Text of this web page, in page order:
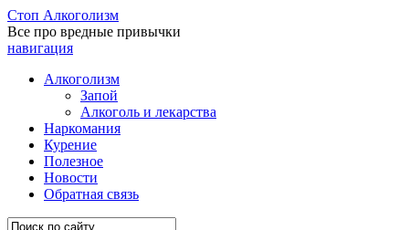
Стоп Алкоголизм
Все про вредные привычки
навигация
Алкоголизм
Запой
Алкоголь и лекарства
Наркомания
Курение
Полезное
Новости
Обратная связь